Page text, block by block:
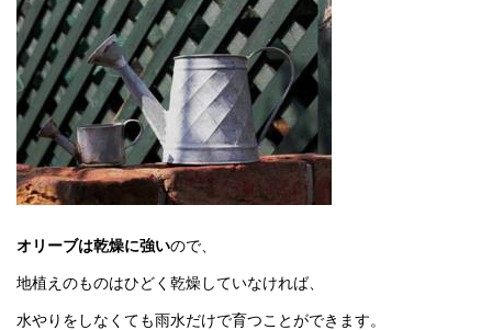
オリーブは乾燥に強いので、
地植えのものはひどく乾燥していなければ、
水やりをしなくても雨水だけで育つことができます。